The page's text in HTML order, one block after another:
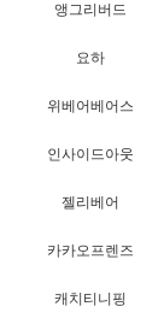
앵그리버드
요하
위베어베어스
인사이드아웃
젤리베어
카카오프렌즈
캐치티니핑